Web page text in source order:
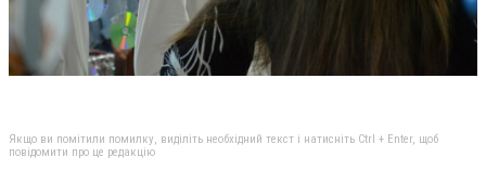
Якщо ви помітили помилку, виділіть необхідний текст і натисніть Ctrl + Enter, щоб
повідомити про це редакцію